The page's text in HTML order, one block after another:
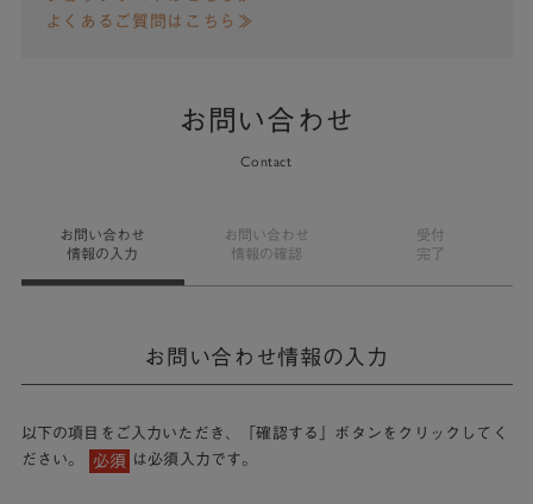
よくあるご質問はこちら≫
お問い合わせ
Contact
お問い合わせ
情報の入力
お問い合わせ
情報の確認
受付
完了
お問い合わせ情報の入力
以下の項目をご入力いただき、「確認する」ボタンをクリックしてく
ださい。
必須 は必須入力です。